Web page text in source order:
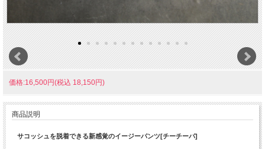
価格:16,500円(税込 18,150円)
商品説明
サコッシュを脱着できる新感覚のイージーパンツ[チーチーパ]